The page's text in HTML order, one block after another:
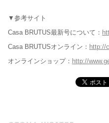
▼参考サイト
Casa BRUTUS最新号について：
Casa BRUTUSオンライン： http://
オンラインショップ： http://